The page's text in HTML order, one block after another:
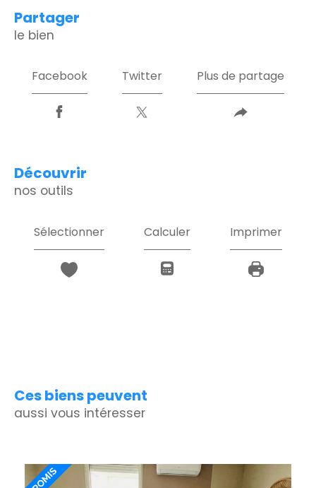
partager
le bien
Facebook Twitter Plus de partage
découvrir
nos outils
Sélectionner Calculer Imprimer
Ces biens peuvent
aussi vous intéresser